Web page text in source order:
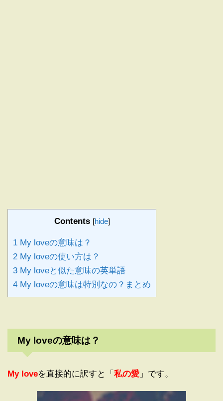
Contents [hide]
1 My loveの意味は？
2 My loveの使い方は？
3 My loveと似た意味の英単語
4 My loveの意味は特別なの？まとめ
My loveの意味は？
My loveを直接的に訳すと「 私の愛 」です。